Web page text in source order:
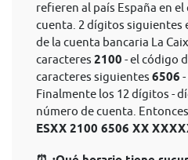
refieren al país España en
cuenta. 2 dígitos siguientes
de la cuenta bancaria La
caracteres 2100 - el código
caracteres siguientes 6506
Finalmente los 12 dígitos -
número de cuenta.
ESXX 2100 6506 XX